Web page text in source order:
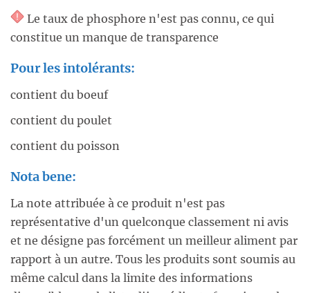
Le taux de phosphore n'est pas connu, ce qui
constitue un manque de transparence
Pour les intolérants:
contient du boeuf
contient du poulet
contient du poisson
Nota bene:
La note attribuée à ce produit n'est pas
représentative d'un quelconque classement ni avis
et ne désigne pas forcément un meilleur aliment par
rapport à un autre. Tous les produits sont soumis au
même calcul dans la limite des informations